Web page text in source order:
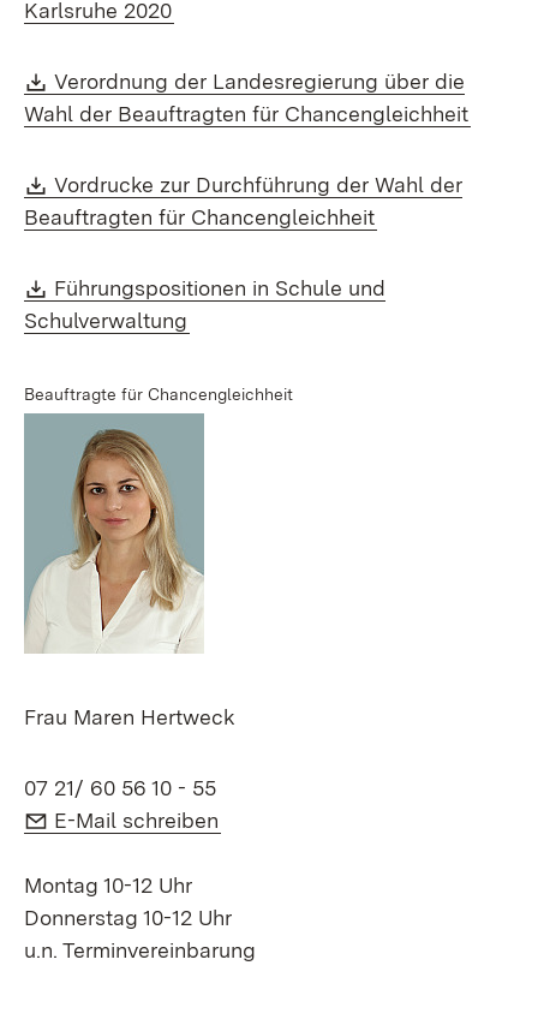
Karlsruhe 2020
Download:
Verordnung der Landesregierung über die
Wahl der Beauftragten für Chancengleichheit
Download:
Vordrucke zur Durchführung der Wahl der
Beauftragten für Chancengleichheit
Download:
Führungspositionen in Schule und
Schulverwaltung
Beauftragte für Chancengleichheit
Frau Maren Hertweck
07 21/ 60 56 10 - 55
E-Mail:
E-Mail schreiben
Montag 10-12 Uhr
Donnerstag 10-12 Uhr
u.n. Terminvereinbarung